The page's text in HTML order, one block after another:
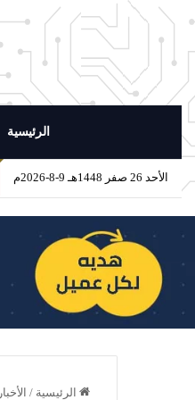
الرئيسية
الأحد 26 صفر 1448هـ 9-8-2026م
الرئيسية / الأخبار